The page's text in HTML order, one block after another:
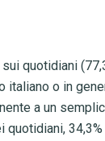
quotidiani
o in
a un